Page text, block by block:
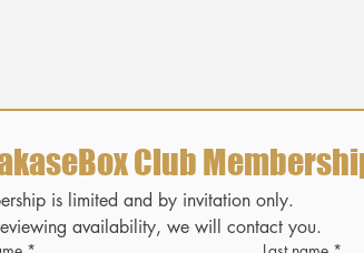
Club
is limited and by invitation only.
availability, we will contact you.